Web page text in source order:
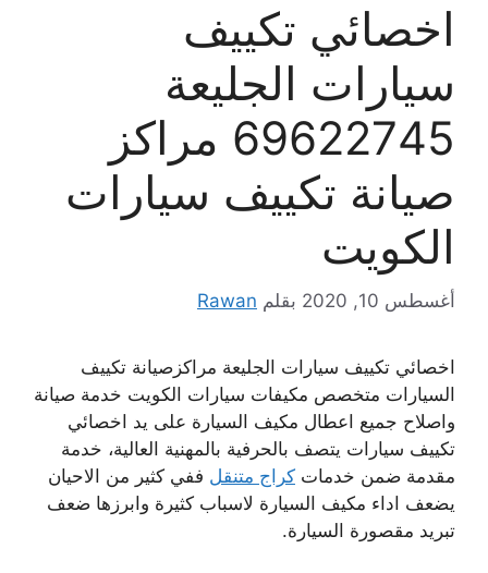
اخصائي تكييف
سيارات الجليعة
69622745 مراكز
صيانة تكييف سيارات
الكويت
أغسطس 10, 2020 بقلم Rawan
اخصائي تكييف سيارات الجليعة مراكزصيانة تكييف
السيارات متخصص مكيفات سيارات الكويت خدمة صيانة
واصلاح جميع اعطال مكيف السيارة على يد اخصائي
تكييف سيارات يتصف بالحرفية بالمهنية العالية، خدمة
مقدمة ضمن خدمات كراج متنقل ففي كثير من الاحيان
يضعف اداء مكيف السيارة لاسباب كثيرة وابرزها ضعف
تبريد مقصورة السيارة.